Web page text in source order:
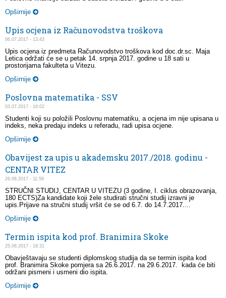
Opširnije
Upis ocjena iz Računovodstva troškova
06.07.2017 - 13:43
Upis ocjena iz predmeta Računovodstvo troškova kod doc.dr.sc. Maja
Letica održati će se u petak 14. srpnja 2017. godine u 18 sati u
prostorijama fakulteta u Vitezu.
Opširnije
Poslovna matematika - SSV
03.07.2017 - 16:02
Studenti koji su položili Poslovnu matematiku, a ocjena im nije upisana u
indeks, neka predaju indeks u referadu, radi upisa ocjene.
Opširnije
Obavijest za upis u akademsku 2017./2018. godinu -
CENTAR VITEZ
26.06.2017 - 11:58
STRUČNI STUDIJ, CENTAR U VITEZU (3 godine, I. ciklus obrazovanja,
180 ECTS)Za kandidate koji žele studirati stručni studij izravni je
upis.Prijave na stručni studij vršit će se od 6.7. do 14.7.2017....
Opširnije
Termin ispita kod prof. Branimira Skoke
25.06.2017 - 18:31
Obavještavaju se studenti diplomskog studija da se termin ispita kod
prof. Branimira Skoke pomjera sa 26.6.2017. na 29.6.2017. kada će biti
održani pismeni i usmeni dio ispita.
Opširnije